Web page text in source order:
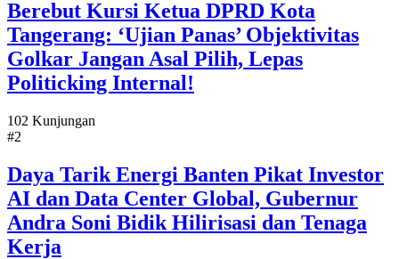
Berebut Kursi Ketua DPRD Kota
Tangerang: ‘Ujian Panas’ Objektivitas
Golkar Jangan Asal Pilih, Lepas
Politicking Internal!
102 Kunjungan
#2
Daya Tarik Energi Banten Pikat Investor
AI dan Data Center Global, Gubernur
Andra Soni Bidik Hilirisasi dan Tenaga
Kerja